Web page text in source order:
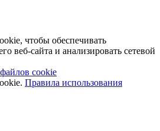
чтобы обеспечивать
веб-сайта и анализировать сетевой
cookie
Правила использования